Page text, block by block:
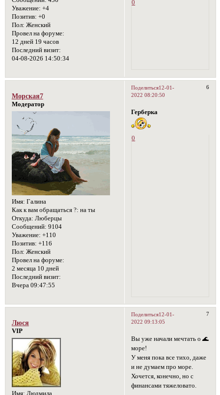
Уважение: +4
Позитив: +0
Пол: Женский
Провел на форуме:
12 дней 19 часов
Последний визит:
04-08-2026 14:50:34
0
Поделиться 6
12-01-
2022 08:20:50
Морская7
Модератор
Имя: Галина
Как к вам обращаться ?: на ты
Откуда: Люберцы
Сообщений: 9104
Уважение: +110
Позитив: +116
Пол: Женский
Провел на форуме:
2 месяца 10 дней
Последний визит:
Вчера 09:47:55
Герберка
0
Поделиться 7
12-01-
2022 09:13:05
Люся
VIP
Имя: Людмила
Вы уже начали мечтать о 🌊
море!
У меня пока все тихо, даже
и не думаем про море.
Хочется, конечно, но с
финансами тяжеловато.